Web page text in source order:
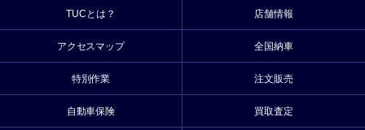
TUCとは？ 店舗情報
アクセスマップ 全国納車
特別作業 注文販売
自動車保険 買取査定